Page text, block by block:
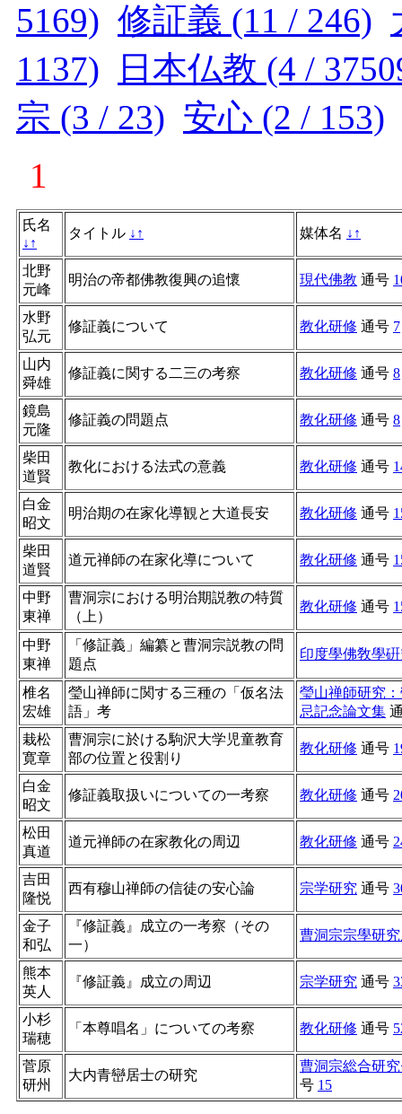
5169) 修証義 (11 / 246)
1137)
日本仏教 (4 /
宗 (3 / 23) 安心 (2 / 153)
1
氏名
↓ ↑
タイトル ↓ ↑ 媒体名 ↓ ↑
北野
元峰
明治の帝都佛教復興の追懷 現代佛教 通号
水野
弘元
修証義について 教化研修 通号 7
山内
舜雄
修証義に関する二三の考察 教化研修 通号 8
鏡島
元隆
修証義の問題点 教化研修 通号 8
柴田
道賢
教化における法式の意義 教化研修 通号
白金
昭文
明治期の在家化導観と大道長安 教化研修 通号
柴田
道賢
道元禅師の在家化導について 教化研修 通号
中野
東禅
曹洞宗における明治期説教の特質
（上）
教化研修 通号
中野
東禅
「修証義」編纂と曹洞宗説教の問
題点
印度學佛敎學
椎名
宏雄
瑩山禅師に関する三種の「仮名法
語」考
瑩山禅師研究
忌記念論文集
栽松
寛章
曹洞宗に於ける駒沢大学児童教育
部の位置と役割り
教化研修 通号
白金
昭文
修証義取扱いについての一考察 教化研修 通号
松田
真道
道元禅師の在家教化の周辺 教化研修 通号
吉田
隆悦
西有穆山禅師の信徒の安心論 宗学研究 通号
金子
和弘
『修証義』成立の一考察（その
一）
曹洞宗宗學研
熊本
英人
『修証義』成立の周辺 宗学研究 通号
小杉
瑞穂
「本尊唱名」についての考察 教化研修 通号
菅原
研州
大内青巒居士の研究
曹洞宗総合研
号 15